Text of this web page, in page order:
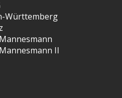
Württemberg
II